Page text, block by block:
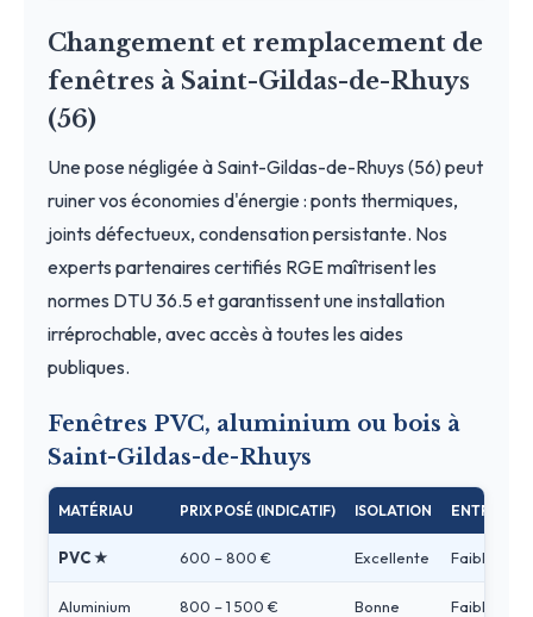
Changement et remplacement de
fenêtres à Saint-Gildas-de-Rhuys
(56)
Une pose négligée à Saint-Gildas-de-Rhuys (56) peut
ruiner vos économies d'énergie : ponts thermiques,
joints défectueux, condensation persistante. Nos
experts partenaires certifiés RGE maîtrisent les
normes DTU 36.5 et garantissent une installation
irréprochable, avec accès à toutes les aides
publiques.
Fenêtres PVC, aluminium ou bois à
Saint-Gildas-de-Rhuys
MATÉRIAU PRIX POSÉ (INDICATIF) ISOLATION ENTRETIEN
PVC ★ 600 – 800 € Excellente Faible
Aluminium 800 – 1 500 € Bonne Faible